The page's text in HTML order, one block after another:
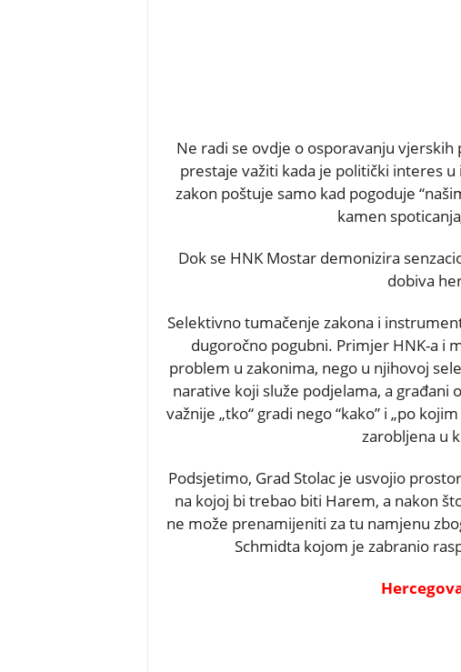
Ne radi se ovdje o osporavanju
prestaje važiti kada je politički interes
zakon poštuje samo kad pogoduje
kamen spoticanja
Dok se HNK Mostar demonizira
dobiva
Selektivno tumačenje zakona i
dugoročno pogubni. Primjer HNK-a i
problem u zakonima, nego u njihovoj
narative koji služe podjelama, a građani
važnije „tko“ gradi nego “kako” i „po
zarobljena u
Podsjetimo, Grad Stolac je usvojio
na kojoj bi trebao biti Harem, a nakon
ne može prenamijeniti za tu namjenu
Schmidta kojom je zabranio